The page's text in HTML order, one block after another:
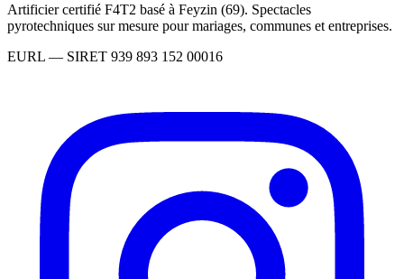
Artificier certifié F4T2 basé à Feyzin (69). Spectacles
pyrotechniques sur mesure pour mariages, communes et entreprises.
EURL — SIRET 939 893 152 00016